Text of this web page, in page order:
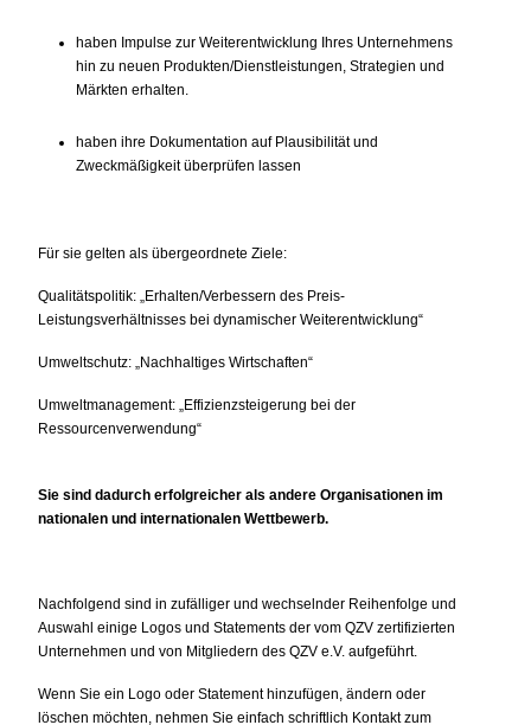
haben Impulse zur Weiterentwicklung Ihres Unternehmens
hin zu neuen Produkten/Dienstleistungen, Strategien und
Märkten erhalten.
haben ihre Dokumentation auf Plausibilität und
Zweckmäßigkeit überprüfen lassen
Für sie gelten als übergeordnete Ziele:
Qualitätspolitik: „Erhalten/Verbessern des Preis-
Leistungsverhältnisses bei dynamischer Weiterentwicklung“
Umweltschutz: „Nachhaltiges Wirtschaften“
Umweltmanagement: „Effizienzsteigerung bei der
Ressourcenverwendung“
Sie sind dadurch erfolgreicher als andere Organisationen im
nationalen und internationalen Wettbewerb.
Nachfolgend sind in zufälliger und wechselnder Reihenfolge und
Auswahl einige Logos und Statements der vom QZV zertifizierten
Unternehmen und von Mitgliedern des QZV e.V. aufgeführt.
Wenn Sie ein Logo oder Statement hinzufügen, ändern oder
löschen möchten, nehmen Sie einfach schriftlich Kontakt zum